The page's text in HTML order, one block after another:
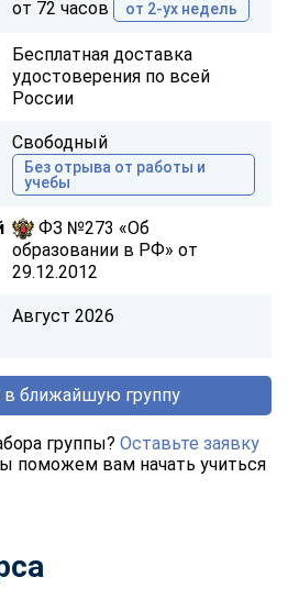
от 72 часов от 2-ух недель
Бесплатная доставка
удостоверения по всей
России
Свободный
Без отрыва от работы и
учебы
ФЗ №273 «Об
образовании в РФ» от
29.12.2012
Август 2026
в ближайшую группу
группы? Оставьте заявку
поможем вам начать учиться